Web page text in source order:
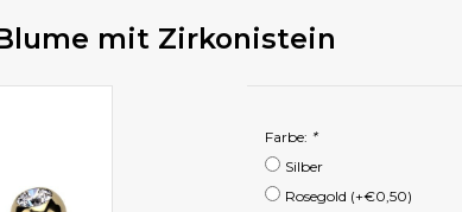
mit Zirkonistein
Farbe: *
Silber
Rosegold (+€0,50)